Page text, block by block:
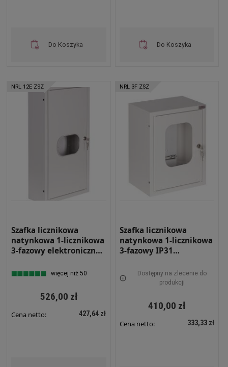
Do Koszyka Do Koszyka
NRL 12E ZSZ
Szafka licznikowa
natynkowa 1-licznikowa
3-fazowy elektroniczny
310x580x130 Biała z
więcej niż 50
526,00 zł
Cena netto: 427,64 zł
NRL 3F ZSZ
Szafka licznikowa
natynkowa 1-licznikowa
3-fazowy IP31
szybą i zamkiem NRL 3F
ZSZ
Dostępny na zlecenie do
produkcji
410,00 zł
Cena netto: 333,33 zł